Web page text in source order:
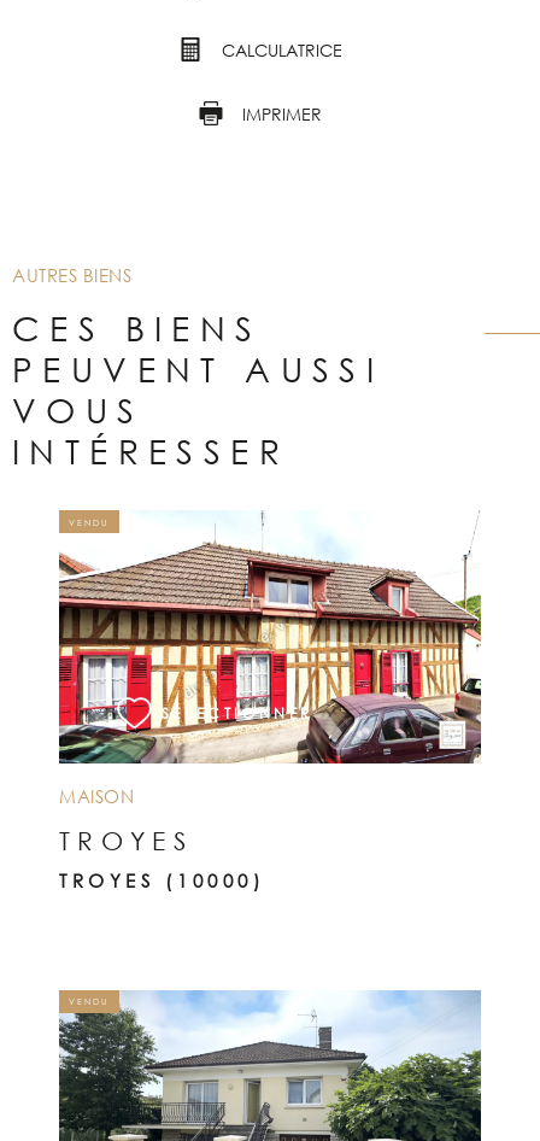
CALCULATRICE
IMPRIMER
AUTRES BIENS
CES BIENS
PEUVENT AUSSI
VOUS
INTÉRESSER
MAISON
TROYES
TROYES (10000)
VENDU
SÉLECTIONNER
VOIR LE BIEN
VENDU
VOIR LE BIEN